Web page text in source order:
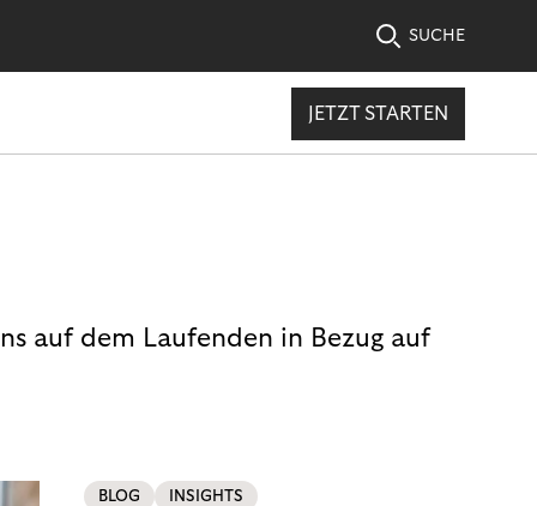
SUCHE
JETZT STARTEN
auf dem Laufenden in Bezug auf
BLOG INSIGHTS